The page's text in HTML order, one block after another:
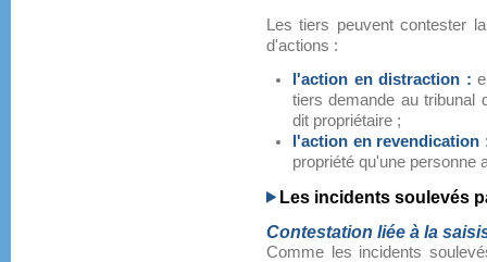
Les tiers peuvent contester
d'actions :
l'action en distraction :
tiers demande au tribunal
dit propriétaire ;
l'action en
propriété qu'une personne
Les incidents soulevés
Contestation liée à la
Comme les incidents